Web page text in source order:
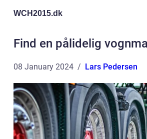
WCH2015.dk
Find en pålidelig
08 January 2024 Lars Pedersen